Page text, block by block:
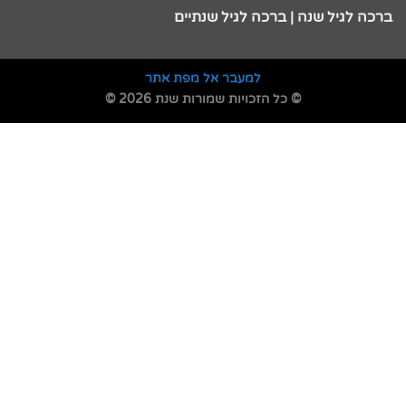
ברכה לגיל שנה | ברכה לגיל שנתיים
למעבר אל מפת אתר
© כל הזכויות שמורות שנת 2026 ©